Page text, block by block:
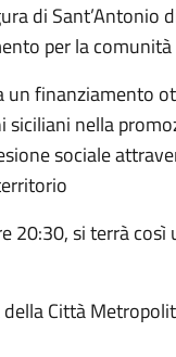
di Sant’Antonio
per la comunità
finanziamento
nella
sociale
20:30, si terrà
Città